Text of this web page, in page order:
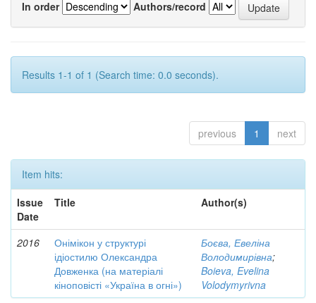
In order
Authors/record
Results 1-1 of 1 (Search time: 0.0 seconds).
previous 1 next
Item hits:
Issue
Date
Title Author(s)
2016
Онімікон у структурі
ідіостилю Олександра
Довженка (на матеріалі
кіноповісті «Україна в огні»)
Боєва, Евеліна
Володимирівна;
Boieva, Evelina
Volodymyrivna